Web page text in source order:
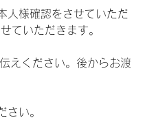
人様確認をさせていただ
ていただきます。
えください。後からお渡
い。